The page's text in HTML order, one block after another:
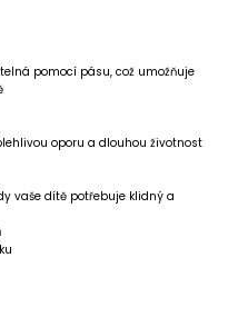
pomocí pásu, což umožňuje
oporu a dlouhou životnost
vaše dítě potřebuje klidný a